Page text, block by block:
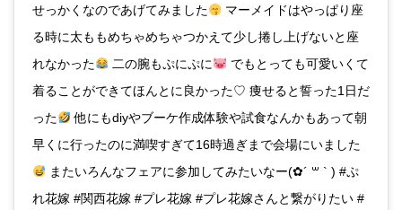
せっかくなのであげてみました
マーメイドはやっぱり座
る時に太ももめちゃめちゃつかえて少し捲し上げないと座
れなかった
二の腕もぷにぷに
でもとっても可愛いくて
着ることができてほんとに良かった♡ 痩せると誓った1日だ
った
他にもdiyやブーケ作成体験や試食なんかもあって朝
早くに行ったのに満喫すぎて16時過ぎまで会場にいました
またいろんなフェアに参加してみたいなー(✿︎´ ꒳ ` ) #ぷ
れ花嫁 #関西花嫁 #プレ花嫁 #プレ花嫁さんと繋がりたい #